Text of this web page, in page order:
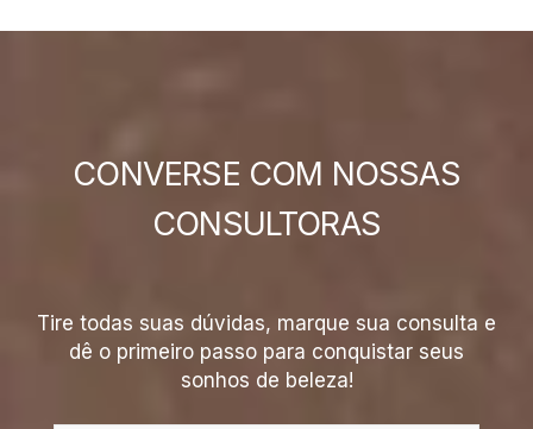
CONVERSE COM NOSSAS
CONSULTORAS
Tire todas suas dúvidas, marque sua consulta e
dê o primeiro passo para conquistar seus
sonhos de beleza!